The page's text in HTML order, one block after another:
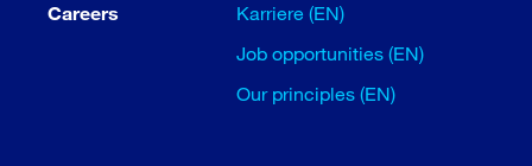
Careers
Karriere (EN)
Job opportunities (EN)
Our principles (EN)